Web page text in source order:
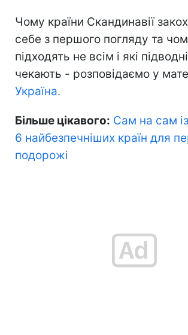
Чому країни Скандинавії
себе з першого погляду та
підходять не всім і які
чекають - розповідаємо у
Україна.
Більше цікавого: Сам на сам
6 найбезпечніших країн для
подорожі